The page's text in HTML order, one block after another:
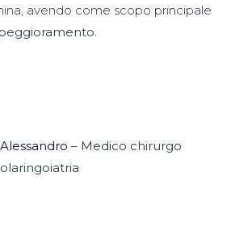
avendo come scopo principale
– Medico chirurgo